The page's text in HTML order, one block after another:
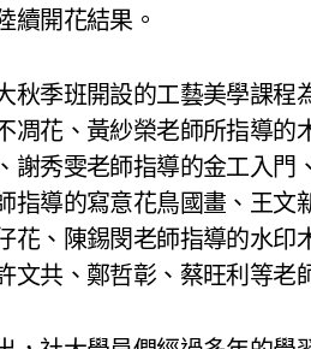
續開花結果。
秋季班開設的工藝美學課
凋花、黃紗榮老師所指導
謝秀雯老師指導的金工入
指導的寫意花鳥國畫、王
花、陳錫閔老師指導的水
文共、鄭哲彰、蔡旺利等老